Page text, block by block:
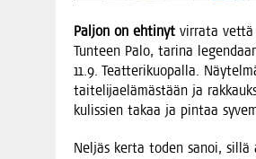
Pal­jon on ehti­nyt vir­ra­ta vet­tä
Tun­teen Palo, tari­na
11.9. Teat­te­ri­kuo­pal­la.
tai­te­li­jae­lä­mäs­tään ja
kulis­sien takaa ja pin­taa
Nel­jäs ker­ta toden sanoi,